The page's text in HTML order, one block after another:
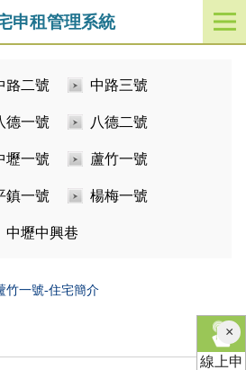
申租管理系統
開
啟
路二號 中路三號
德一號 八德二號
壢一號 蘆竹一號
鎮一號 楊梅一號
中壢中興巷
竹一號-住宅簡介
×關
閉
線上申